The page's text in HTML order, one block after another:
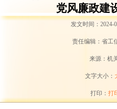
党风廉政建
发文时间：2024-
责任编辑：省工
来源：机
文字大小：
打印： 打